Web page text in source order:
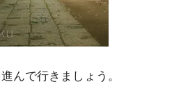
んで行きましょう。